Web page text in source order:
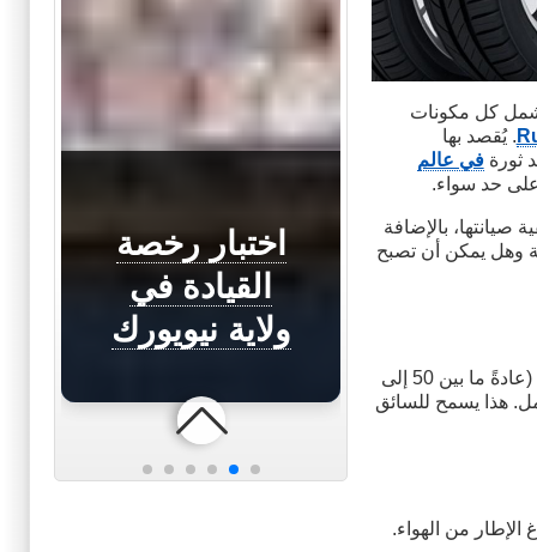
كل مكونات
. يُقصد بها
ثورةفي عالم
على حد سواء.
صيانتها، بالإضافة
وهل يمكن أن تصبح
هي إطارات تم تصميمها بقدرة خاصة تتيح لها مواصلة السير لمسافة معينة (عادةً ما بين 50 إلى
بالكامل. هذا يسمح للسائق
من الهواء.
رخصة القيادة
في هاوي
Hawaii
اختبار رخصة
القيادة في
ولاية نيويورك
جديد اختبار
القيادة في
ولاية كالفورنيا
اختبار القيادة
في ولاية
ألاسكا Alaska
اختبار القيادة
في ولاية
اركانساسArkansas
اختبار القيادة
في ولاية
كُلُورادو
Colorado